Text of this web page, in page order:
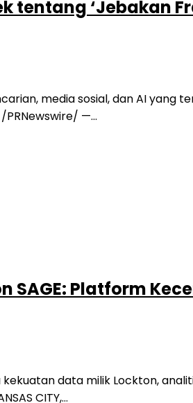
tentang ‘Jebakan
media sosial, dan AI
PRNewswire/ —…
SAGE: Platform
data milik Lockton,
CITY,…